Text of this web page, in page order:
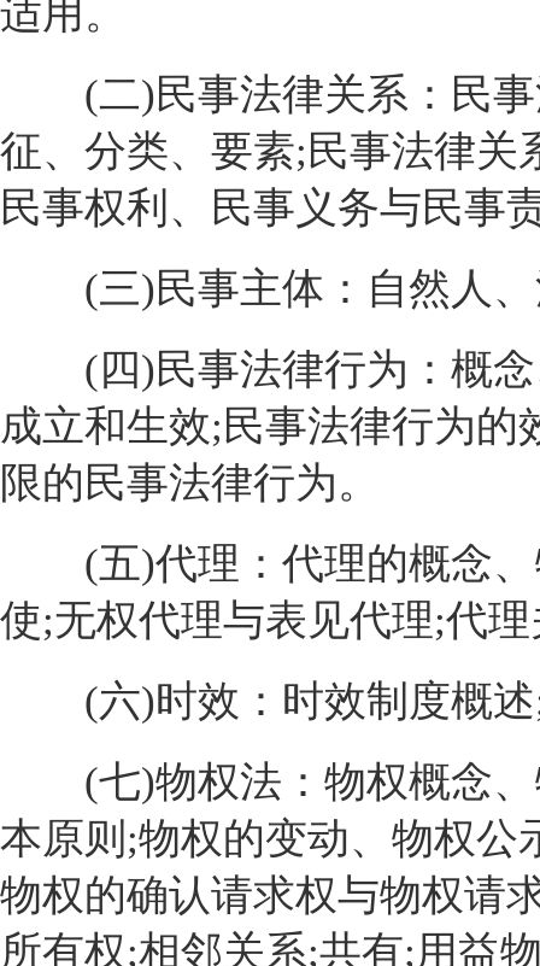
适用。
(二)民事法律关系：民事
征、分类、要素;民事法律关
民事权利、民事义务与民事
(三)民事主体：自然人、
(四)民事法律行为：概念
成立和生效;民事法律行为的
限的民事法律行为。
(五)代理：代理的概念、
使;无权代理与表见代理;代
(六)时效：时效制度概述;
(七)物权法：物权概念、
本原则;物权的变动、物权公
物权的确认请求权与物权请
所有权;相邻关系;共有;用益